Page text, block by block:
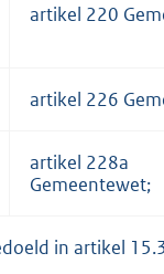
artikel 220
artikel 226
artikel 228a
Gemeentewet;
in artikel